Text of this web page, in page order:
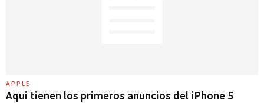
APPLE
Aqui tienen los primeros anuncios del iPhone 5